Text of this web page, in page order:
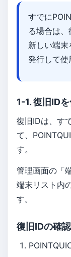
すでに
る場合は、
新しい端
発行して使
1-1. 復旧ID
復旧IDは、す
て、
す。
管理画面の「
端末リスト内
す。
復旧IDの確